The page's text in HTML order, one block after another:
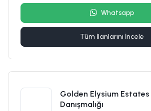
Whatsapp
Tüm İlanlarını İncele
Golden Elysium Estates
Danışmalığı